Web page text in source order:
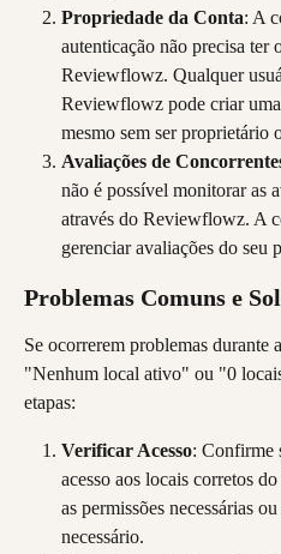
Propriedade da Conta: A
autenticação não precisa ter
Reviewflowz. Qualquer
Reviewflowz pode criar
mesmo sem ser proprietário
Avaliações de
não é possível monitorar as
através do Reviewflowz. A
gerenciar avaliações do seu
Problemas Comuns e
Se ocorrerem problemas durante
"Nenhum local ativo" ou "0
etapas:
Verificar Acesso: Confirme
acesso aos locais corretos
as permissões necessárias
necessário.